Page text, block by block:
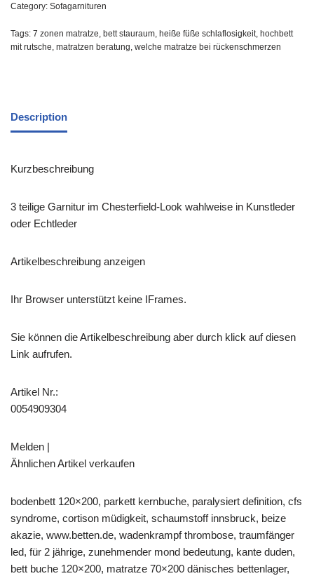
Category: Sofagarnituren
Tags: 7 zonen matratze, bett stauraum, heiße füße schlaflosigkeit, hochbett
mit rutsche, matratzen beratung, welche matratze bei rückenschmerzen
Description
Kurzbeschreibung
3 teilige Garnitur im Chesterfield-Look wahlweise in Kunstleder
oder Echtleder
Artikelbeschreibung anzeigen
Ihr Browser unterstützt keine IFrames.
Sie können die Artikelbeschreibung aber durch klick auf diesen
Link aufrufen.
Artikel Nr.:
0054909304
Melden |
Ähnlichen Artikel verkaufen
bodenbett 120×200, parkett kernbuche, paralysiert definition, cfs
syndrome, cortison müdigkeit, schaumstoff innsbruck, beize
akazie, www.betten.de, wadenkrampf thrombose, traumfänger
led, für 2 jährige, zunehmender mond bedeutung, kante duden,
bett buche 120×200, matratze 70×200 dänisches bettenlager,